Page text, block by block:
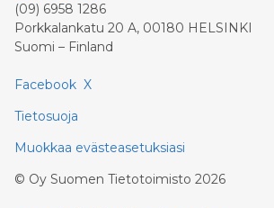
(09) 6958 1286
Porkkalankatu 20 A, 00180 HELSINKI
Suomi – Finland
Facebook X
Tietosuoja
Muokkaa evästeasetuksiasi
© Oy Suomen Tietotoimisto 2026